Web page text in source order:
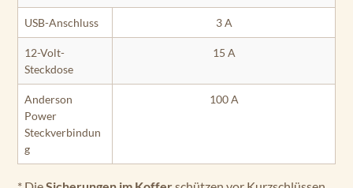
USB-Anschluss 3 A
12-Volt-
Steckdose
15 A
Anderson
Power
Steckverbindun
g
100 A